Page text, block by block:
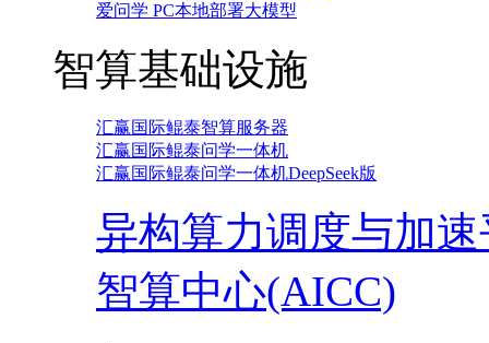
爱问学 PC本地部署大模型
智算基础设施
汇赢国际鲲泰智算服务器
汇赢国际鲲泰问学一体机
汇赢国际鲲泰问学一体机DeepSeek版
异构算力调度与加
智算中心(AICC)